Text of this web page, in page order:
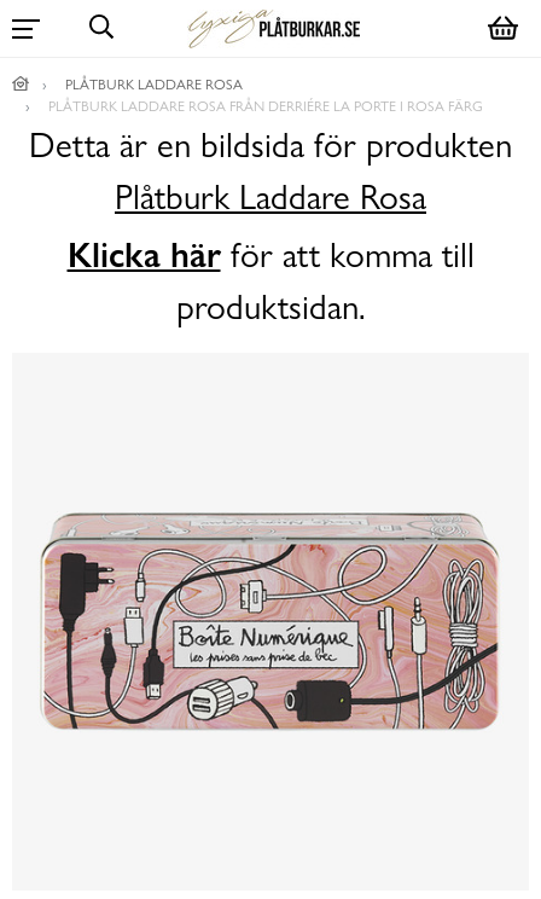
PLÅTBURK LADDARE ROSA
PLÅTBURK LADDARE ROSA FRÅN DERRIÉRE LA PORTE I ROSA FÄRG
Detta är en bildsida för produkten
Plåtburk Laddare Rosa
Klicka härför att komma till
produktsidan.